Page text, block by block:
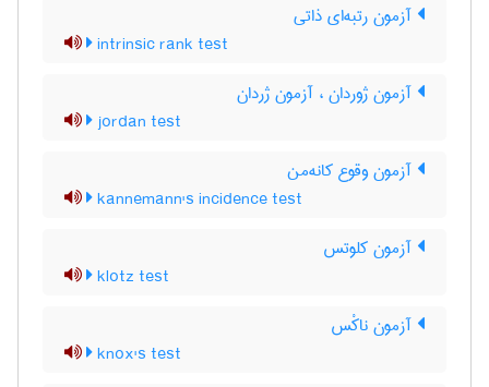
آزمون رتبه‌ای ذاتی
intrinsic rank test
آزمون ژوردان ، آزمون ژردان
jordan test
آزمون وقوع کانه‌من
kannemann's incidence test
آزمون کلوتس
klotz test
آزمون ناکْس
knox's test